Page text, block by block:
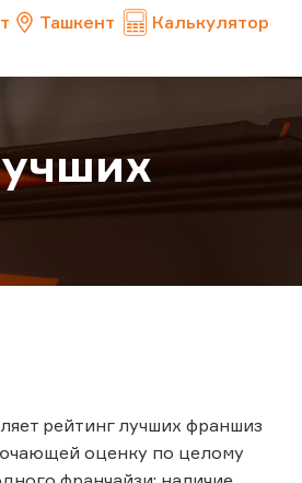
Ташкент Калькулятор
рейтинг лучших франшиз
оценку по целому